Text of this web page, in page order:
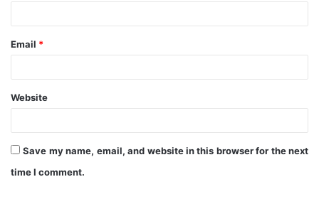
Email *
Website
Save my name, email, and website in this browser for the next
time I comment.